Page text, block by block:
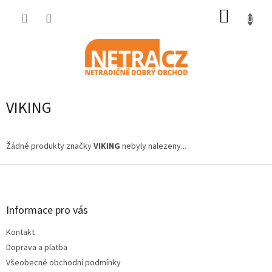
VIKING
Žádné produkty značkyVIKING nebyly nalezeny...
Z
Informace pro vás
Kontakt
Doprava a platba
Všeobecné obchodní podmínky